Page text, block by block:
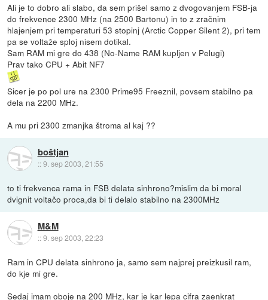
Ali je to dobro ali slabo, da sem prišel samo z dvogovanjem FSB-ja
do frekvence 2300 MHz (na 2500 Bartonu) in to z zračnim
hlajenjem pri temperaturi 53 stopinj (Arctic Copper Silent 2), pri tem
pa se voltaže sploj nisem dotikal.
Sam RAM mi gre do 438 (No-Name RAM kupljen v Pelugi)
Prav tako CPU + Abit NF7
Sicer je po pol ure na 2300 Prime95 Freeznil, povsem stabilno pa
dela na 2200 MHz.
A mu pri 2300 zmanjka štroma al kaj ??
boštjan
::9. sep 2003, 21:55
to ti frekvenca rama in FSB delata sinhrono?mislim da bi moral
dvignit voltačo proca,da bi ti delalo stabilno na 2300MHz
M&M
::9. sep 2003, 22:23
Ram in CPU delata sinhrono ja, samo sem najprej preizkusil ram,
do kje mi gre.
Sedaj imam oboje na 200 MHz, kar je kar lepa cifra zaenkrat